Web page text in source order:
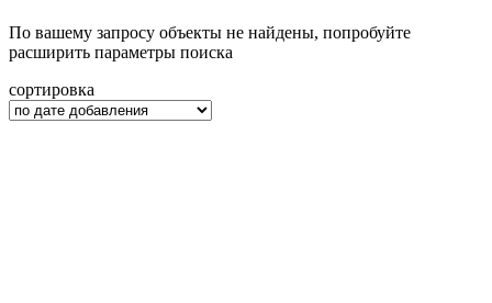
По вашему запросу объекты не найдены, попробуйте
расширить параметры поиска
сортировка